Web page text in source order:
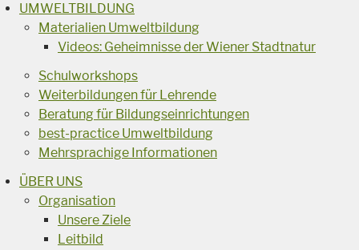
UMWELTBILDUNG
Materialien Umweltbildung
Videos: Geheimnisse der Wiener Stadtnatur
Schulworkshops
Weiterbildungen für Lehrende
Beratung für Bildungseinrichtungen
best-practice Umweltbildung
Mehrsprachige Informationen
ÜBER UNS
Organisation
Unsere Ziele
Leitbild